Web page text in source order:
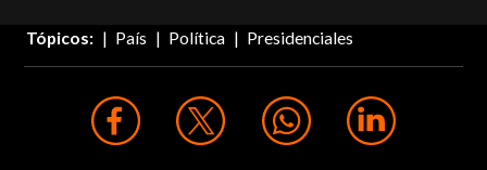
Tópicos: País Política Presidenciales